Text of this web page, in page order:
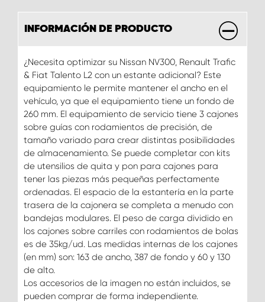
INFORMACIÓN DE PRODUCTO
¿Necesita optimizar su Nissan NV300, Renault Trafic
& Fiat Talento L2 con un estante adicional? Este
equipamiento le permite mantener el ancho en el
vehículo, ya que el equipamiento tiene un fondo de
260 mm. El equipamiento de servicio tiene 3 cajones
sobre guías con rodamientos de precisión, de
tamaño variado para crear distintas posibilidades
de almacenamiento. Se puede completar con kits
de utensilios de quita y pon para cajones para
tener las piezas más pequeñas perfectamente
ordenadas. El espacio de la estantería en la parte
trasera de la cajonera se completa a menudo con
bandejas modulares. El peso de carga dividido en
los cajones sobre carriles con rodamientos de bolas
es de 35kg/ud. Las medidas internas de los cajones
(en mm) son: 163 de ancho, 387 de fondo y 60 y 130
de alto.
Los accesorios de la imagen no están incluidos, se
pueden comprar de forma independiente.